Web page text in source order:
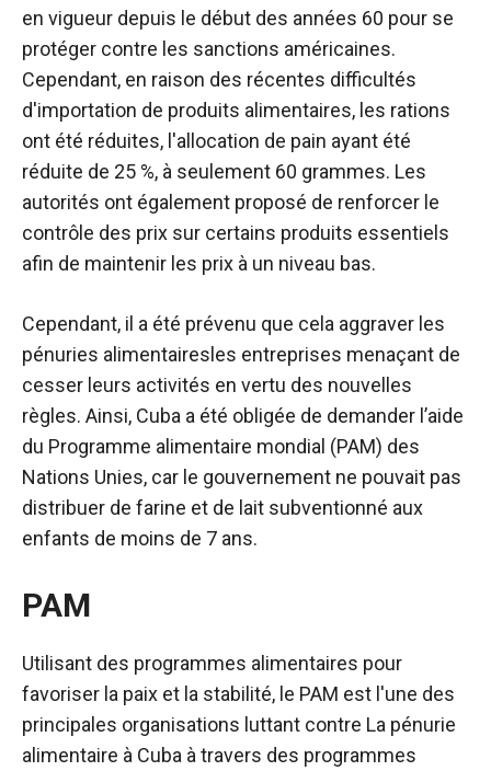
en vigueur depuis le début des années 60 pour se
protéger contre les sanctions américaines.
Cependant, en raison des récentes difficultés
d'importation de produits alimentaires, les rations
ont été réduites, l'allocation de pain ayant été
réduite de 25 %, à seulement 60 grammes. Les
autorités ont également proposé de renforcer le
contrôle des prix sur certains produits essentiels
afin de maintenir les prix à un niveau bas.
Cependant, il a été prévenu que cela aggraver les
pénuries alimentaires les entreprises menaçant de
cesser leurs activités en vertu des nouvelles
règles. Ainsi, Cuba a été obligée de demander l’aide
du Programme alimentaire mondial (PAM) des
Nations Unies, car le gouvernement ne pouvait pas
distribuer de farine et de lait subventionné aux
enfants de moins de 7 ans.
PAM
Utilisant des programmes alimentaires pour
favoriser la paix et la stabilité, le PAM est l'une des
principales organisations luttant contre La pénurie
alimentaire à Cuba à travers des programmes